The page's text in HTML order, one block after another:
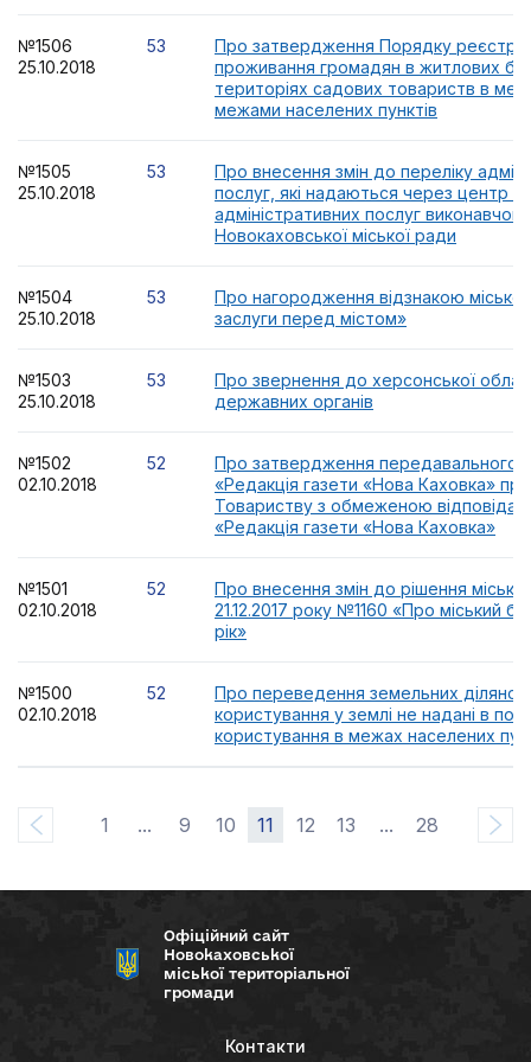
№1506
25.10.2018
53
Про затвердження Порядку
проживання громадян в житлових
територіях садових товариств в
межами населених пунктів
№1505
25.10.2018
53
Про внесення змін до переліку
послуг, які надаються через центр
адміністративних послуг
Новокаховської міської ради
№1504
25.10.2018
53
Про нагородження відзнакою
заслуги перед містом»
№1503
25.10.2018
53
Про звернення до херсонської
державних органів
№1502
02.10.2018
52
Про затвердження передавального
«Редакція газети «Нова Каховка»
Товариству з обмеженою
«Редакція газети «Нова Каховка»
№1501
02.10.2018
52
Про внесення змін до рішення
21.12.2017 року №1160 «Про міський
рік»
№1500
02.10.2018
52
Про переведення земельних ділянок
користування у землі не надані в
користування в межах населених
1 ... 9 10 11 12 13 ... 28
Офіційний сайт
Новокаховської
міської територіальної
громади
Контакти